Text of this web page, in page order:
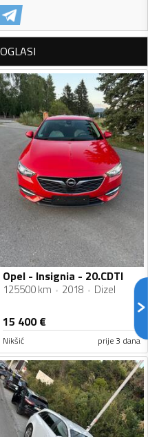
Opel - Insignia - 20.CDTI
125500 km 2018 Dizel
15 400€
Nikšić prije 3 dana